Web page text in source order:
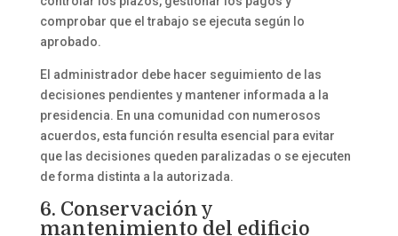
comprobar que el trabajo se ejecuta según lo
aprobado.
El administrador debe hacer seguimiento de las
decisiones pendientes y mantener informada a la
presidencia. En una comunidad con numerosos
acuerdos, esta función resulta esencial para evitar
que las decisiones queden paralizadas o se ejecuten
de forma distinta a la autorizada.
6. Conservación y
mantenimiento del edificio